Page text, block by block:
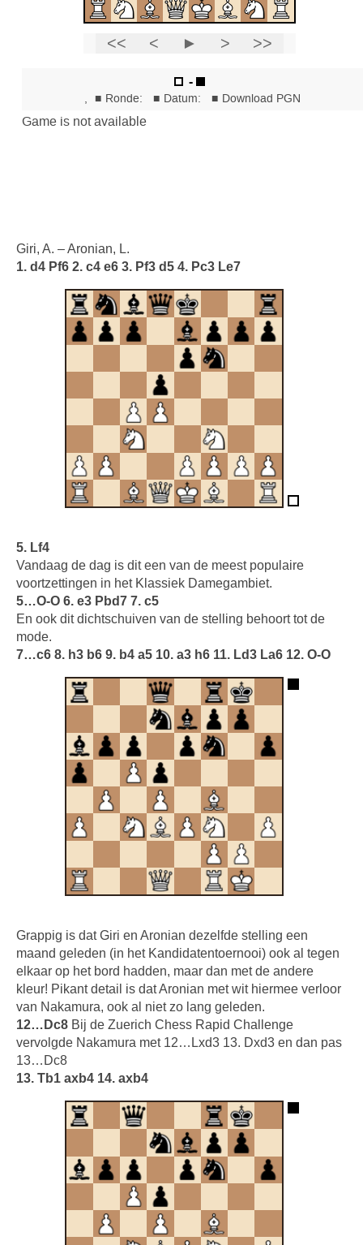
Giri, A. – Aronian, L.
1. d4 Pf6 2. c4 e6 3. Pf3 d5 4. Pc3 Le7
5. Lf4
Vandaag de dag is dit een van de meest populaire
voortzettingen in het Klassiek Damegambiet.
5…O-O 6. e3 Pbd7 7. c5
En ook dit dichtschuiven van de stelling behoort tot de
mode.
7…c6 8. h3 b6 9. b4 a5 10. a3 h6 11. Ld3 La6 12. O-O
Grappig is dat Giri en Aronian dezelfde stelling een
maand geleden (in het Kandidatentoernooi) ook al tegen
elkaar op het bord hadden, maar dan met de andere
kleur! Pikant detail is dat Aronian met wit hiermee verloor
van Nakamura, ook al niet zo lang geleden.
12…Dc8 Bij de Zuerich Chess Rapid Challenge
vervolgde Nakamura met 12…Lxd3 13. Dxd3 en dan pas
13…Dc8
13. Tb1 axb4 14. axb4